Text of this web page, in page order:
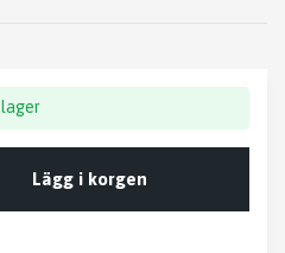
I lager
Lägg i korgen